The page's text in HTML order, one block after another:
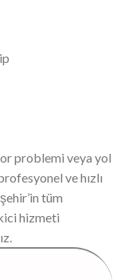
problemi veya yol
ve hızlı
tüm
hizmeti